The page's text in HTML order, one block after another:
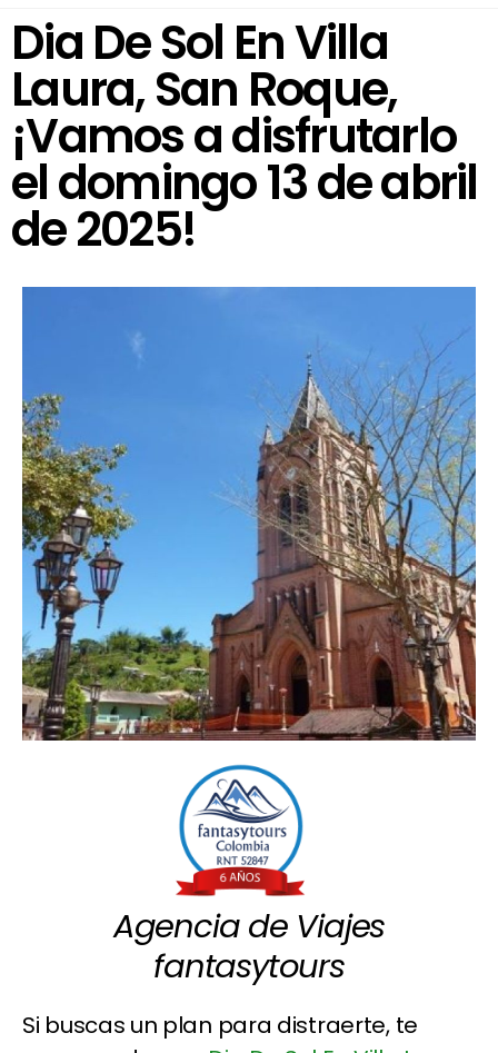
Dia De Sol En Villa
Laura, San Roque,
¡Vamos a disfrutarlo
el domingo 13 de abril
de 2025!
Agencia de Viajes
fantasytours
Si buscas un plan para distraerte, te